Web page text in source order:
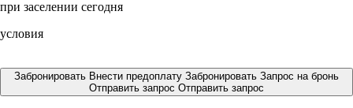
при заселении сегодня
условия
Забронировать Внести предоплату Забронировать Запрос на бронь
Отправить запрос Отправить запрос